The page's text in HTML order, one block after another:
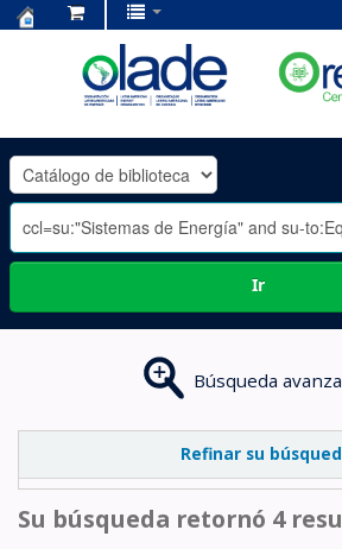
OLADE
-
Ir
Búsqueda
Refinar su
Su búsqueda retornó 4